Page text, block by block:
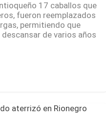
17 caballos que
fueron reemplazados
permitiendo que
de varios años